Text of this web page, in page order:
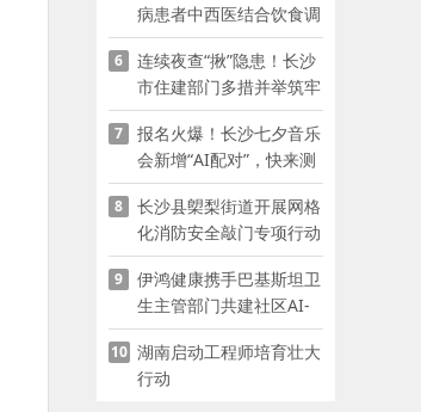
病患者中西医结合饮食调
养指南
6
连续夜查“揪”隐患！长沙
市住建部门多措并举筑牢
夏季建筑施工安全防线
7
报名火爆！长沙七夕音乐
会新增“AI配对”，快来测
测你的七夕缘分
8
长沙县㮾梨街道开展网格
化消防安全敲门专项行动
9
伊鸿健康携手巴基斯坦卫
生主管部门共建社区AI-
POCT生态
10 湖南启动工程师培育壮大
行动